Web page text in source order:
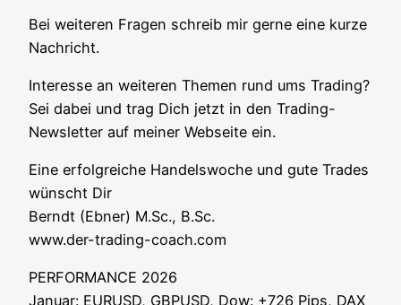
Bei wei­te­ren Fra­gen schreib mir ger­ne eine kur­ze
Nachricht.
Inter­es­se an wei­te­ren The­men rund ums Tra­ding?
Sei dabei und trag Dich jetzt in den Tra­ding-
News­let­ter auf mei­ner Web­sei­te ein.
Eine erfolg­rei­che Han­dels­wo­che und gute Trades
wünscht Dir
Berndt (Ebner) M.Sc., B.Sc.
www.der-trading-coach.com
PERFORMANCE 2026
Janu­ar: EURUSD, GBPUSD, Dow: +726 Pips, DAX